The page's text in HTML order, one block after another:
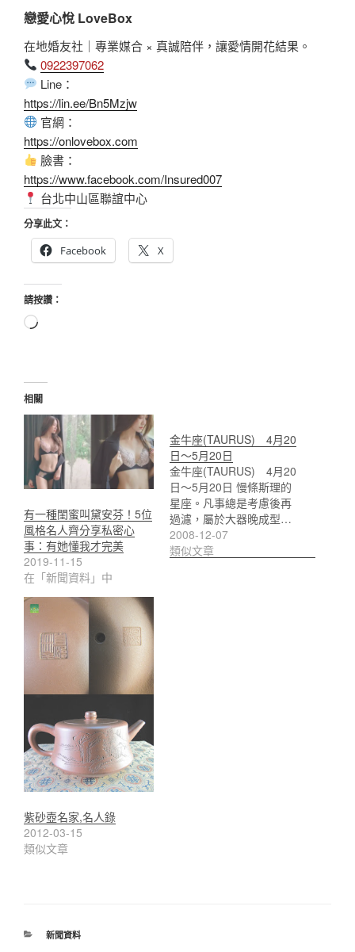
戀愛心悅 LoveBox
在地婚友社｜專業媒合 × 真誠陪伴，讓愛情開花結果。
0922397062
Line：
https://lin.ee/Bn5Mzjw
官網：
https://onlovebox.com
臉書：
https://www.facebook.com/Insured007
台北中山區聯誼中心
分享此文：
Facebook
X
請按讚：
正
入...
相關
有一種閨蜜叫黛安芬！5位
風格名人齊分享私密心
事：有她懂我才完美
2019-11-15
在「新聞資料」中
金牛座(TAURUS) 4月20
日～5月20日
金牛座(TAURUS) 4月20
日～5月20日 慢條斯理的
星座。凡事總是考慮後再
過濾，屬於大器晚成型…
2008-12-07
類似文章
紫砂壺名家,名人錄
2012-03-15
類似文章
分
新聞資料